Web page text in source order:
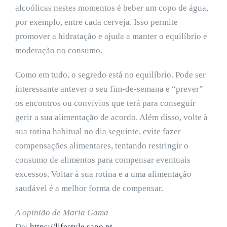
alcoólicas nestes momentos é beber um copo de água,
por exemplo, entre cada cerveja. Isso permite
promover a hidratação e ajuda a manter o equilíbrio e
moderação no consumo.
Como em tudo, o segredo está no equilíbrio. Pode ser
interessante antever o seu fim-de-semana e “prever”
os encontros ou convívios que terá para conseguir
gerir a sua alimentação de acordo. Além disso, volte à
sua rotina habitual no dia seguinte, evite fazer
compensações alimentares, tentando restringir o
consumo de alimentos para compensar eventuais
excessos. Voltar à sua rotina e a uma alimentação
saudável é a melhor forma de compensar.
A opinião de Maria Gama